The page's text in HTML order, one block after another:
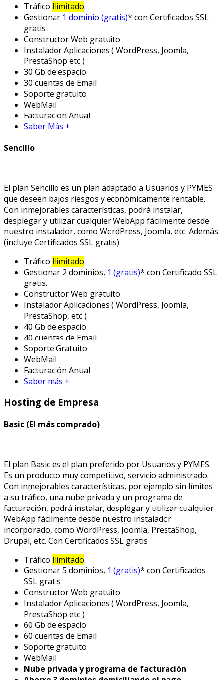
Tráfico Ilimitado.
Gestionar 1 dominio (gratis)* con Certificados SSL
gratis
Constructor Web gratuito
Instalador Aplicaciones ( WordPress, Joomla,
PrestaShop etc )
30 Gb de espacio
30 cuentas de Email
Soporte gratuito
WebMail
Facturación Anual
Saber Más +
Sencillo
El plan Sencillo es un plan adaptado a Usuarios y PYMES
que deseen bajos riesgos y económicamente rentable.
Con inmejorables características, podrá instalar,
desplegar y utilizar cualquier WebApp fácilmente desde
nuestro instalador, como WordPress, Joomla, etc. Además
(incluye Certificados SSL gratis)
Tráfico Ilimitado.
Gestionar 2 dominios, 1 (gratis)* con Certificado SSL
gratis.
Constructor Web gratuito
Instalador Aplicaciones ( WordPress, Joomla,
PrestaShop, etc )
40 Gb de espacio
40 cuentas de Email
Soporte Gratuito
WebMail
Facturación Anual
Saber más +
Hosting de Empresa
Basic (El más comprado)
El plan Basic es el plan preferido por Usuarios y PYMES.
Es un producto muy competitivo, servicio administrado.
Con inmejorables características, por ejemplo sin límites
a su tráfico, una nube privada y un programa de
facturación, podrá instalar, desplegar y utilizar cualquier
WebApp fácilmente desde nuestro instalador
incorporado, como WordPress, Joomla, PrestaShop,
Drupal, etc. Con Certificados SSL gratis
Tráfico Ilimitado.
Gestionar 5 dominios, 1 (gratis)* con Certificados
SSL gratis
Constructor Web gratuito
Instalador Aplicaciones ( WordPress, Joomla,
PrestaShop etc )
60 Gb de espacio
60 cuentas de Email
Soporte gratuito
WebMail
Nube privada y programa de facturación